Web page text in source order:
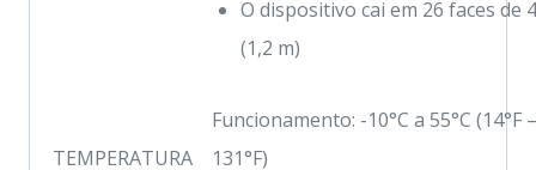
O dispositivo cai em 26 faces de
(1,2 m)
TEMPERATURA
Funcionamento: -10°C a 55°C (14°F –
131°F)